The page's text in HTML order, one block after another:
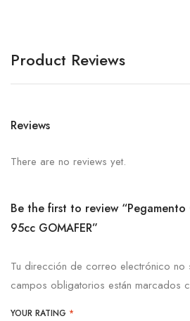
Product Reviews
Reviews
There are no reviews yet.
Be the first to review “Pegamento
95cc GOMAFER”
Tu dirección de correo electrónico no
campos obligatorios están marcados
YOUR RATING *